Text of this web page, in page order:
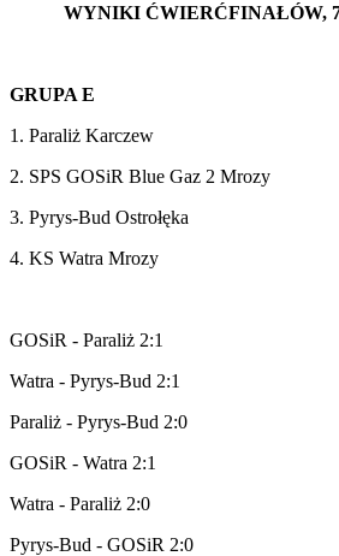
WYNIKI ĆWIERĆFINAŁÓW, 7
GRUPA E
1. Paraliż Karczew
2. SPS GOSiR Blue Gaz 2 Mrozy
3. Pyrys-Bud Ostrołęka
4. KS Watra Mrozy
GOSiR - Paraliż 2:1
Watra - Pyrys-Bud 2:1
Paraliż - Pyrys-Bud 2:0
GOSiR - Watra 2:1
Watra - Paraliż 2:0
Pyrys-Bud - GOSiR 2:0